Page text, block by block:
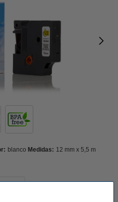
blanco Medidas: 12 mm x 5,5 m